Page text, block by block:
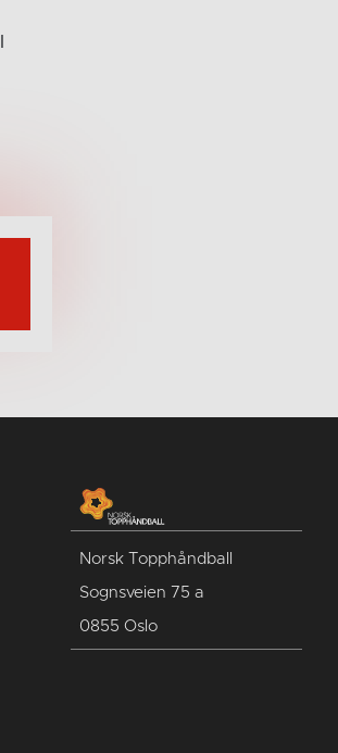
Norsk Topphåndball
Sognsveien 75 a
0855 Oslo